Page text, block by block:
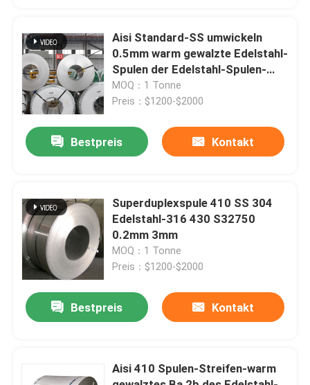
Über uns
Fabrik-Ausflug
Qualitätskontrolle
Treten Sie mit uns in Verbindung
Nachrichten
Warm gewalzte Edelstahl-Spule
Polieredelstahl-Spule
Aisi Standard-SS umwickeln
0.5mm warm gewalzte Edelstahl-
Spulen der Edelstahl-Spulen-
436L
MOQ：1 Tonne
Preis：$1200-$2000
Bestpreis Kontakt
Superduplexspule 410 SS 304
Edelstahl-316 430 S32750
0.2mm 3mm
MOQ：1 Tonne
Preis：$1200-$2000
Bestpreis Kontakt
Aisi 410 Spulen-Streifen-warm